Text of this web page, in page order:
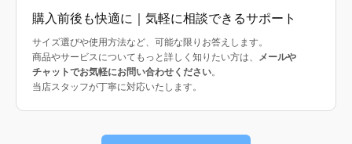
購入前後も快適に｜気軽に相談できるサポート
サイズ選びや使用方法など、可能な限りお答えします。
商品やサービスについてもっと詳しく知りたい方は、 メールや
チャットでお気軽にお問い合わせください。
当店スタッフが丁寧に対応いたします。